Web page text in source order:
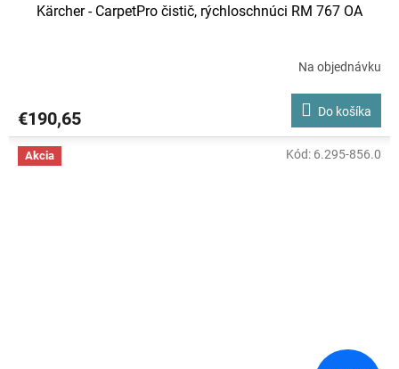
Kärcher - CarpetPro čistič, rýchloschnúci RM 767 OA
Na objednávku
€190,65 Do košíka
Akcia Kód: 6.295-856.0